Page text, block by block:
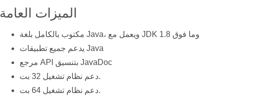
الميزات العامة
مكتوب بالكامل بلغة Java، ويعمل مع JDK 1.8 وما فوق
يدعم جميع تطبيقات Java
مرجع API بتنسيق JavaDoc
دعم نظام تشغيل 32 بت.
دعم نظام تشغيل 64 بت.